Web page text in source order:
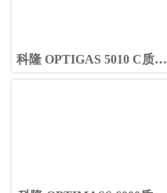
科隆 OPTIGAS 5010 C质量